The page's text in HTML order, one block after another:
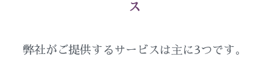
ス
弊社がご提供するサービスは主に3つです。